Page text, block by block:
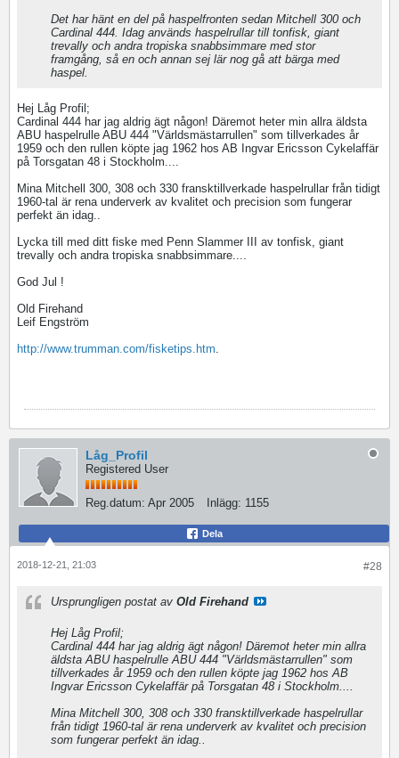
Det har hänt en del på haspelfronten sedan Mitchell 300 och
Cardinal 444. Idag används haspelrullar till tonfisk, giant
trevally och andra tropiska snabbsimmare med stor
framgång, så en och annan sej lär nog gå att bärga med
haspel.
Hej Låg Profil;
Cardinal 444 har jag aldrig ägt någon! Däremot heter min allra äldsta
ABU haspelrulle ABU 444 "Världsmästarrullen" som tillverkades år
1959 och den rullen köpte jag 1962 hos AB Ingvar Ericsson Cykelaffär
på Torsgatan 48 i Stockholm....
Mina Mitchell 300, 308 och 330 fransktillverkade haspelrullar från tidigt
1960-tal är rena underverk av kvalitet och precision som fungerar
perfekt än idag..
Lycka till med ditt fiske med Penn Slammer III av tonfisk, giant
trevally och andra tropiska snabbsimmare....
God Jul !
Old Firehand
Leif Engström
http://www.trumman.com/fisketips.htm
Låg_Profil
Registered User
Reg.datum: Apr 2005 Inlägg: 1155
Dela
#28
2018-12-21, 21:03
Ursprungligen postat av Old Firehand
Hej Låg Profil;
Cardinal 444 har jag aldrig ägt någon! Däremot heter min allra
äldsta ABU haspelrulle ABU 444 "Världsmästarrullen" som
tillverkades år 1959 och den rullen köpte jag 1962 hos AB
Ingvar Ericsson Cykelaffär på Torsgatan 48 i Stockholm....
Mina Mitchell 300, 308 och 330 fransktillverkade haspelrullar
från tidigt 1960-tal är rena underverk av kvalitet och precision
som fungerar perfekt än idag..